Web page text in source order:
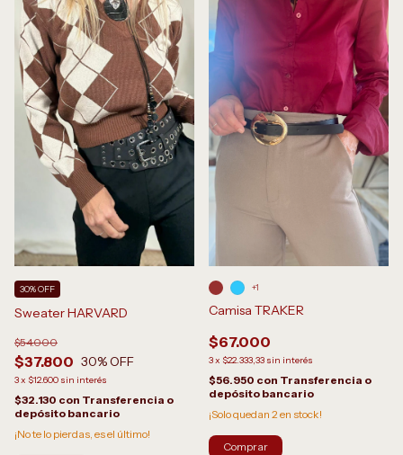
Sweater HARVARD
$37.800
$54.000
30% OFF
3x $12.600 sin interés
30% OFF
$32.130 con Transferencia o
depósito bancario
¡No te lo pierdas, es el último!
Camisa TRAKER
$67.000
3x $22.333,33 sin interés
$56.950 con Transferencia o
depósito bancario
¡Solo quedan 2en stock!
+1
Comprar